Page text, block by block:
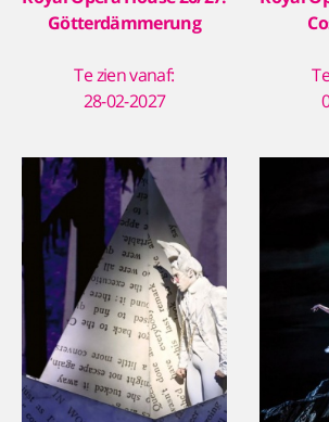
Götterdämmerung
Te zien vanaf:
28-02-2027